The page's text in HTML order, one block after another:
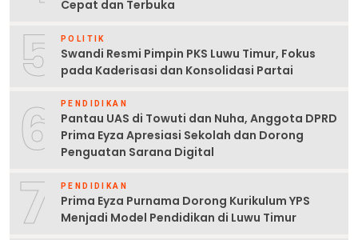
Cepat dan Terbuka
5 POLITIK
Swandi Resmi Pimpin PKS Luwu Timur, Fokus
pada Kaderisasi dan Konsolidasi Partai
6 PENDIDIKAN
Pantau UAS di Towuti dan Nuha, Anggota DPRD
Prima Eyza Apresiasi Sekolah dan Dorong
Penguatan Sarana Digital
7 PENDIDIKAN
Prima Eyza Purnama Dorong Kurikulum YPS
Menjadi Model Pendidikan di Luwu Timur